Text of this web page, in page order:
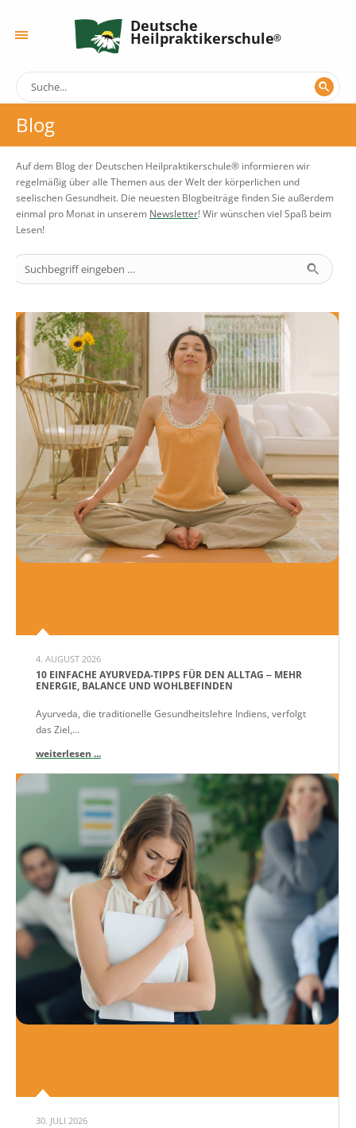
Deutsche
Heilpraktikerschule
Blog
Auf dem Blog der Deutschen Heilpraktikerschule® informieren wir
regelmäßig über alle Themen aus der Welt der körperlichen und
seelischen Gesundheit. Die neuesten Blogbeiträge finden Sie außerdem
einmal pro Monat in unserem Newsletter! Wir wünschen viel Spaß beim
Lesen!
4. AUGUST 2026
10 EINFACHE AYURVEDA-TIPPS FÜR DEN ALLTAG ‒ MEHR
ENERGIE, BALANCE UND WOHLBEFINDEN
Ayurveda, die traditionelle Gesundheitslehre Indiens, verfolgt
das Ziel,...
weiterlesen ...
30. JULI 2026